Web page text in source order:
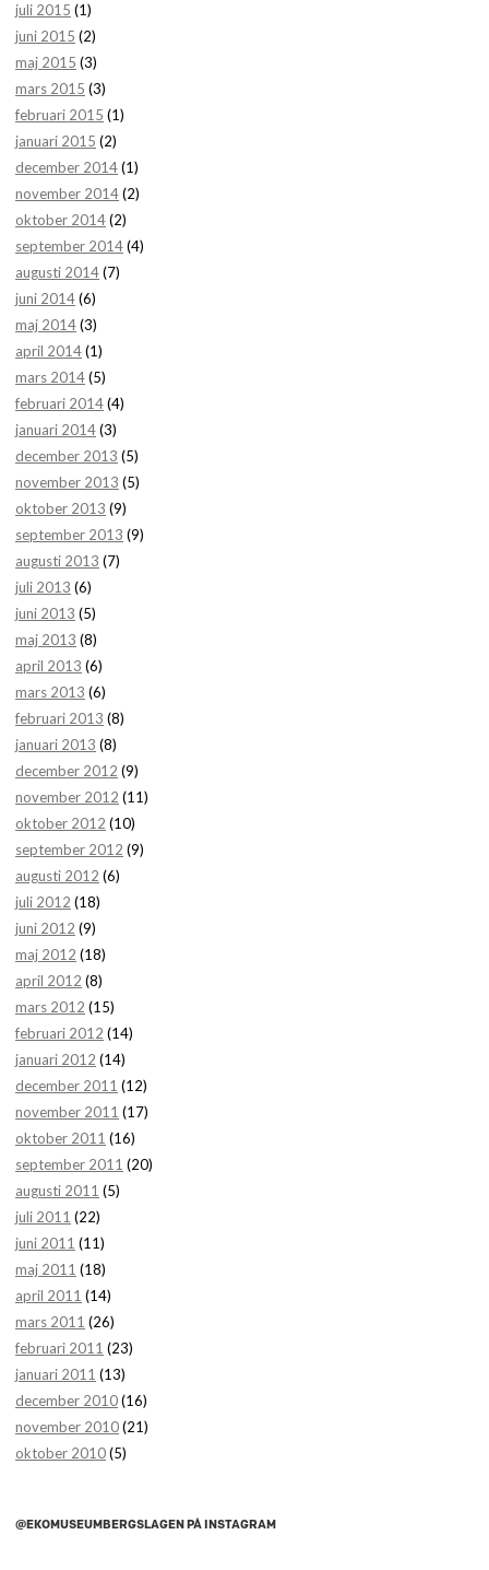
juli 2015 (1)
juni 2015 (2)
maj 2015 (3)
mars 2015 (3)
februari 2015 (1)
januari 2015 (2)
december 2014(1)
november 2014(2)
oktober 2014(2)
september 2014(4)
augusti 2014(7)
juni 2014(6)
maj 2014(3)
april 2014(1)
mars 2014(5)
februari 2014(4)
januari 2014(3)
december 2013 (5)
november 2013 (5)
oktober 2013 (9)
september 2013 (9)
augusti 2013 (7)
juli 2013 (6)
juni 2013 (5)
maj 2013 (8)
april 2013 (6)
mars 2013 (6)
februari 2013 (8)
januari 2013 (8)
december 2012 (9)
november 2012 (11)
oktober 2012 (10)
september 2012 (9)
augusti 2012 (6)
juli 2012 (18)
juni 2012 (9)
maj 2012 (18)
april 2012 (8)
mars 2012 (15)
februari 2012 (14)
januari 2012 (14)
december 2011 (12)
november 2011 (17)
oktober 2011 (16)
september 2011 (20)
augusti 2011 (5)
juli 2011 (22)
juni 2011 (11)
maj 2011 (18)
april 2011 (14)
mars 2011 (26)
februari 2011 (23)
januari 2011 (13)
december 2010(16)
november 2010(21)
oktober 2010(5)
@EKOMUSEUMBERGSLAGEN PÅ INSTAGRAM